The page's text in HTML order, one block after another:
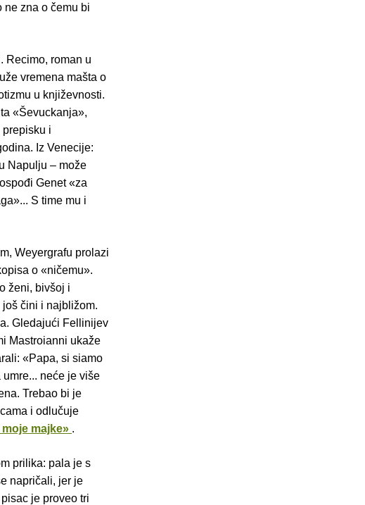
ne zna o čemu bi
Recimo, roman u
vremena mašta o
u književnosti.
«Ševuckanja»,
i
Iz Venecije:
Napulju – može
Genet «za
S time mu i
Weyergrafu prolazi
o «ničemu».
ženi, bivšoj i
čini i najbližom.
Gledajući Fellinijev
Mastroianni ukaže
«Papa, si siamo
neće je više
Trebao bi je
i odlučuje
majke» .
prilika: pala je s
napričali, jer je
je proveo tri